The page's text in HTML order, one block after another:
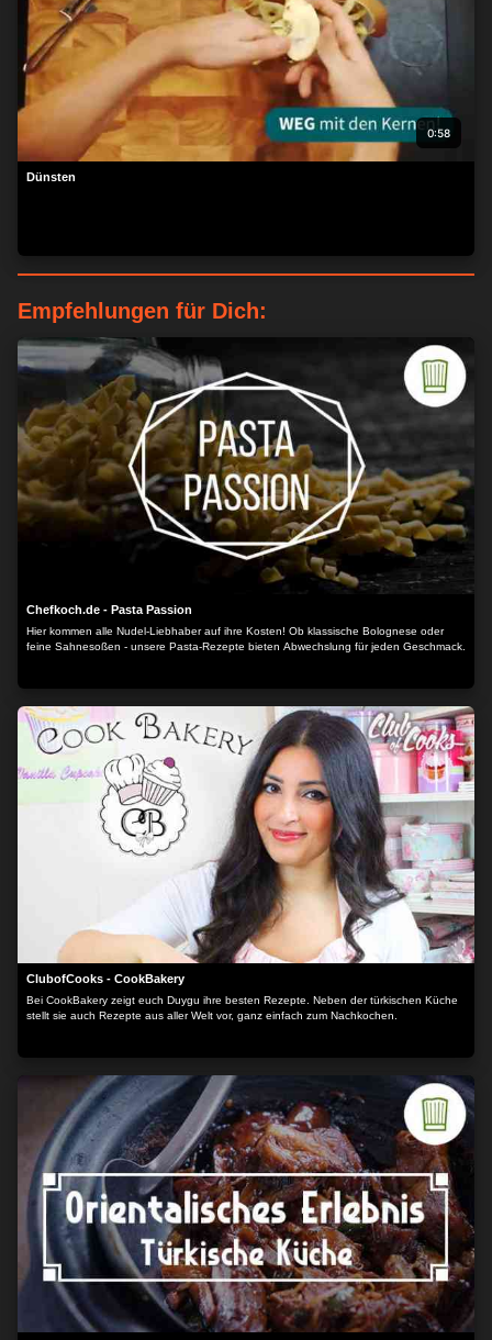
0:58
Dünsten
Empfehlungen für Dich:
Chefkoch.de - Pasta Passion
Hier kommen alle Nudel-Liebhaber auf ihre Kosten! Ob klassische Bolognese oder
feine Sahnesoßen - unsere Pasta-Rezepte bieten Abwechslung für jeden Geschmack.
ClubofCooks - CookBakery
Bei CookBakery zeigt euch Duygu ihre besten Rezepte. Neben der türkischen Küche
stellt sie auch Rezepte aus aller Welt vor, ganz einfach zum Nachkochen.